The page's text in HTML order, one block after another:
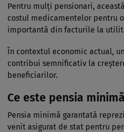
Pentru mulți pensionari,
costul medicamentelor pentru
importantă din facturile la
În contextul economic actual,
contribui semnificativ la
beneficiarilor.
Ce este pensia
Pensia minimă garantată
venit asigurat de stat pentru